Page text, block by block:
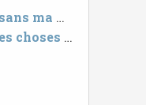
Ramsès Kefi - Quatre jours sans ma mère
Cécile Coulon - La langue des choses cachées